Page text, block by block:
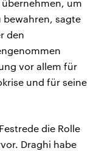
übernehmen, um
bewahren, sagte
den
vor allem für
und für seine
die Rolle
Draghi habe